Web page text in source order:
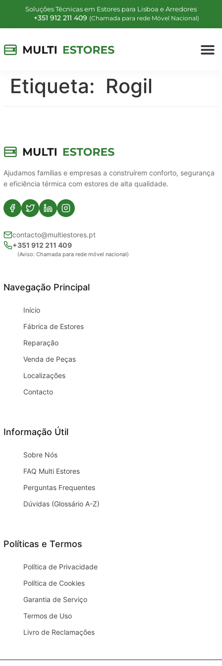
Soluções Técnicas em Estores para Lisboa e Arredores
+351 912 211 409 (Chamada para rede Móvel Nacional)
Etiqueta: Rogil
Ajudamos famílias e empresas a construírem conforto, segurança
e eficiência térmica com estores de alta qualidade.
contacto@multiestores.pt
+351 912 211 409
(Aviso: Chamada para rede móvel nacional)
Navegação Principal
Início
Fábrica de Estores
Reparação
Venda de Peças
Localizações
Contacto
Informação Útil
Sobre Nós
FAQ Multi Estores
Perguntas Frequentes
Dúvidas (Glossário A-Z)
Políticas e Termos
Política de Privacidade
Política de Cookies
Garantia de Serviço
Termos de Uso
Livro de Reclamações